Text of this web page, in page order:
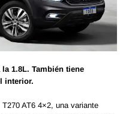
1.8L. También tiene
interior.
AT6 4×2, una variante